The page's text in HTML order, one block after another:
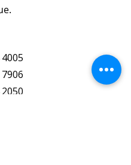
combustible en el
potencia y eficiencia